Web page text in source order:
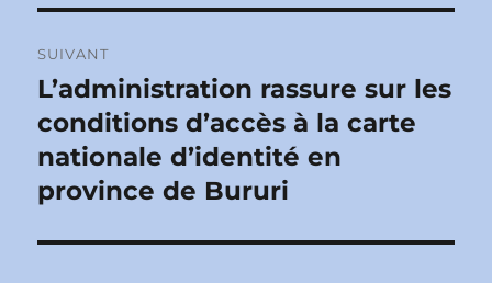
SUIVANT
Publication
suivante :
L’administration rassure sur les
conditions d’accès à la carte
nationale d’identité en
province de Bururi